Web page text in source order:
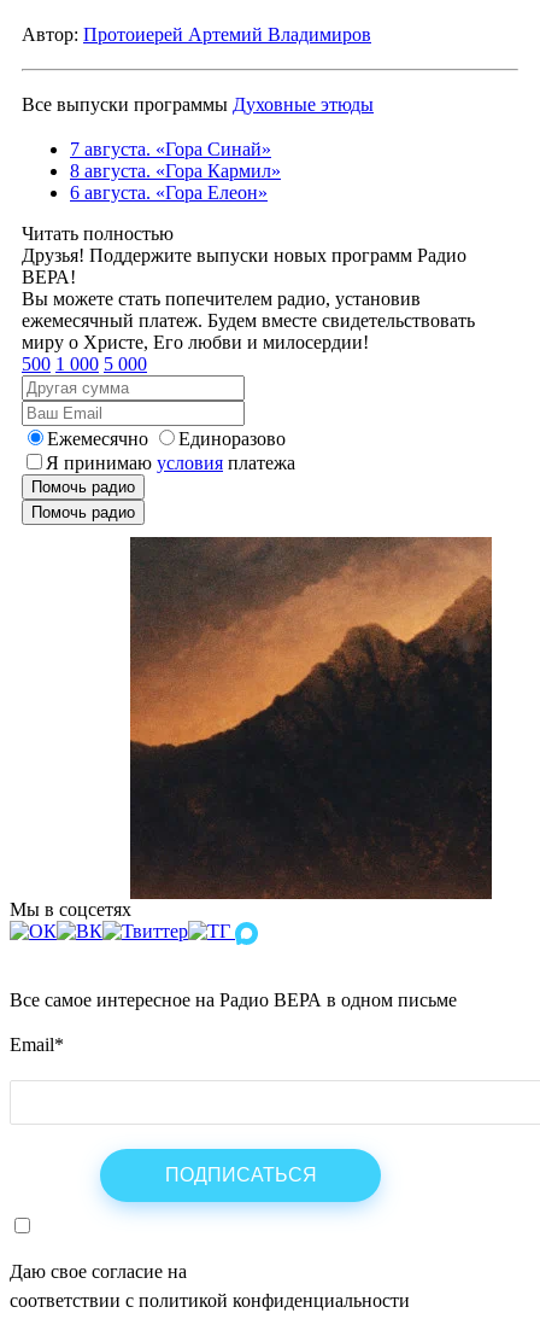
Автор: Протоиерей Артемий Владимиров
Все выпуски программы Духовные этюды
7 августа. «Гора Синай»
8 августа. «Гора Кармил»
6 августа. «Гора Елеон»
Читать полностью
Друзья! Поддержите выпуски новых программ Радио
ВЕРА!
Вы можете стать попечителем радио, установив
ежемесячный платеж. Будем вместе свидетельствовать
миру о Христе, Его любви и милосердии!
500 1 000 5 000
Ежемесячно
Единоразово
Я принимаю условия платежа
Помочь радио
Помочь радио
Мы в соцсетях
Все самое интересное на Радио ВЕРА в одном письме
Email*
Даю свое согласие на
соответствии с политикой конфиденциальности